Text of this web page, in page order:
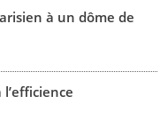
à un dôme de